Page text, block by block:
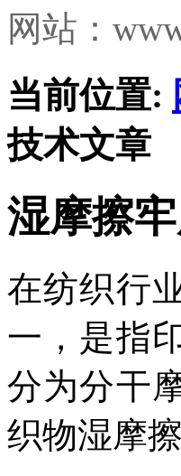
网站：
当前位置:
技术文章
湿摩擦
在纺织行
一，是指
分为分干
织物湿摩